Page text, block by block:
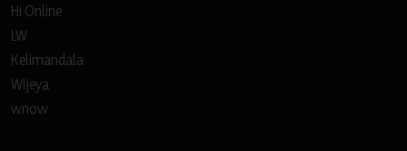
Hi Online
LW
Kelimandala
Wijeya
wnow